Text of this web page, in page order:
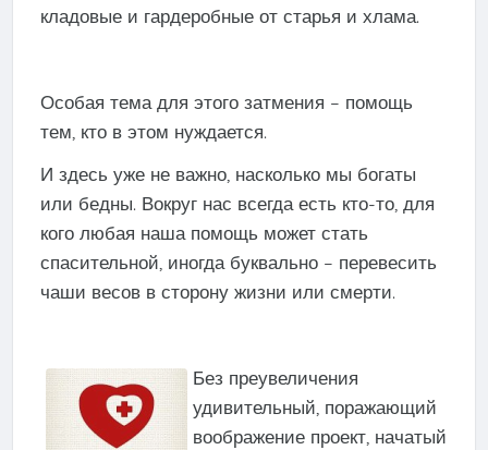
кладовые и гардеробные от старья и хлама.
Особая тема для этого затмения – помощь
тем, кто в этом нуждается.
И здесь уже не важно, насколько мы богаты
или бедны. Вокруг нас всегда есть кто-то, для
кого любая наша помощь может стать
спасительной, иногда буквально – перевесить
чаши весов в сторону жизни или смерти.
Без преувеличения
удивительный, поражающий
воображение проект, начатый